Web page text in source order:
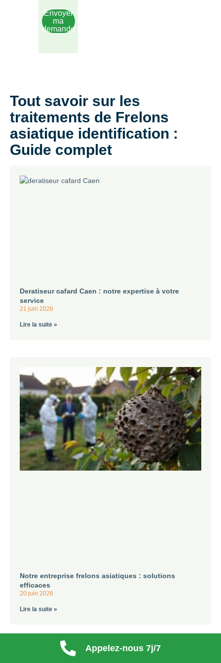
Appelez-nous 7j/7
Envoyer
ma
demande
Tout savoir sur les
traitements de Frelons
asiatique identification :
Guide complet
Deratiseur cafard Caen : notre expertise à votre
service
21 juin 2026
Lire la suite »
Notre entreprise frelons asiatiques : solutions
efficaces
20 juin 2026
Lire la suite »